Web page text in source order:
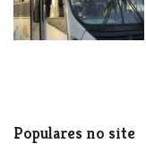
Populares no site